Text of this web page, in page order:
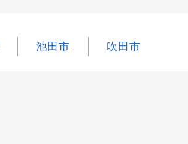
池田市 吹田市